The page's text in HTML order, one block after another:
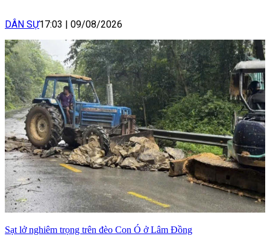
DÂN SỰ17:03 09/08/2026
Sạt lở nghiêm trọng trên đèo Con Ó ở Lâm Đồng